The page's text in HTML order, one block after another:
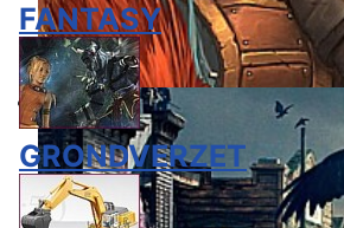
FANTASY
GRONDVERZET